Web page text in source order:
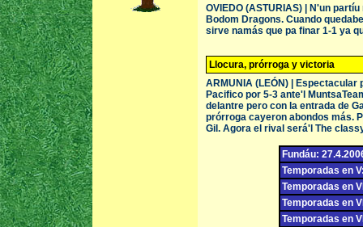
OVIEDO (ASTURIAS) | N'un
Bodom Dragons. Cuando
sirve namás que pa finar 1-1 ya
Llocura, prórroga y victoria
ARMUNIA (LEÓN) |
Pacifico por 5-3 ante'l
delantre pero con la entrada de
prórroga cayeron abondos más.
Gil. Agora el rival será'l The
Fundáu:
Temporadas en
Temporadas en
Temporadas en
Temporadas en